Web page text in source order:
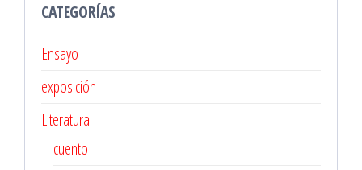
CATEGORÍAS
Ensayo
exposición
Literatura
cuento